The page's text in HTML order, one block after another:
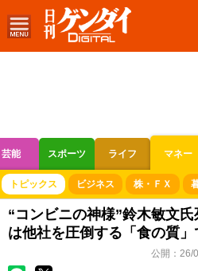
芸能 スポーツ ライフ マネー
ボートレース 競輪 オートレース
トピックス ビジネス 株・ＦＸ
“コンビニの神様”鈴木敏文
は他社を圧倒する「食の質
公開： 26/